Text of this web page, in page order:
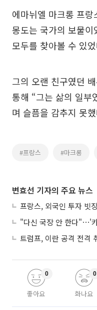
에마뉘엘 마크롱 프
몽도는 국가의 보물
모두를 찾아볼 수 있
그의 오랜 친구였던
통해 “그는 삶의 일부
며 슬픔을 감추지 못
#프랑스 #마크롱
변효선 기자의 주요 뉴스
좋아요
0
화나요
0